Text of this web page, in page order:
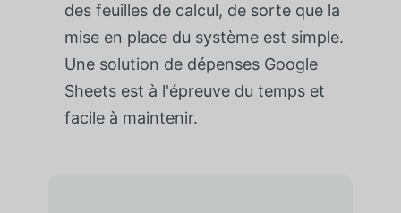
des feuilles de calcul, de sorte que la
mise en place du système est simple.
Une solution de dépenses Google
Sheets est à l'épreuve du temps et
facile à maintenir.